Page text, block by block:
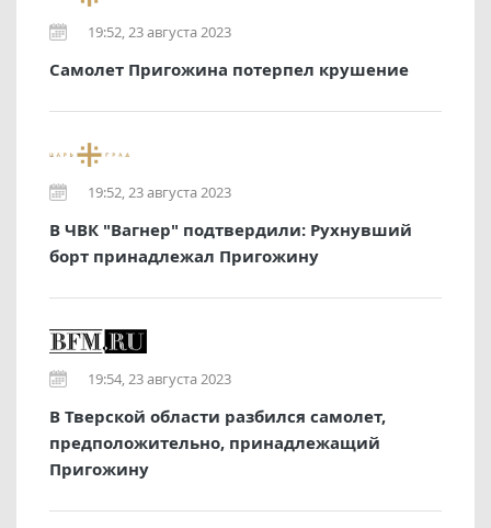
19:52, 23 августа 2023
Самолет Пригожина потерпел крушение
19:52, 23 августа 2023
В ЧВК "Вагнер" подтвердили: Рухнувший
борт принадлежал Пригожину
19:54, 23 августа 2023
В Тверской области разбился самолет,
предположительно, принадлежащий
Пригожину